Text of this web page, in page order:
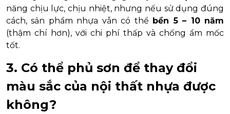
năng chịu lực, chịu nhiệt, nhưng nếu sử dụng đúng
cách, sản phẩm nhựa vẫn có thể bền 5 – 10 năm
(thậm chí hơn), với chi phí thấp và chống ẩm mốc
tốt.
3. Có thể phủ sơn để thay đổi
màu sắc của nội thất nhựa được
không?